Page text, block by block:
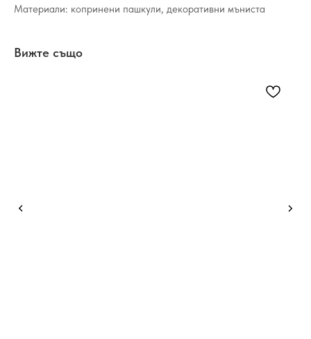
Материали: копринени пашкули, декоративни мъниста
Вижте също